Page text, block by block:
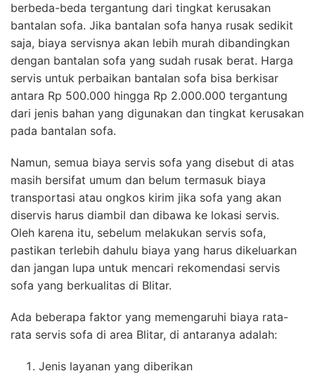
berbeda-beda tergantung dari tingkat kerusakan
bantalan sofa. Jika bantalan sofa hanya rusak sedikit
saja, biaya servisnya akan lebih murah dibandingkan
dengan bantalan sofa yang sudah rusak berat. Harga
servis untuk perbaikan bantalan sofa bisa berkisar
antara Rp 500.000 hingga Rp 2.000.000 tergantung
dari jenis bahan yang digunakan dan tingkat kerusakan
pada bantalan sofa.
Namun, semua biaya servis sofa yang disebut di atas
masih bersifat umum dan belum termasuk biaya
transportasi atau ongkos kirim jika sofa yang akan
diservis harus diambil dan dibawa ke lokasi servis.
Oleh karena itu, sebelum melakukan servis sofa,
pastikan terlebih dahulu biaya yang harus dikeluarkan
dan jangan lupa untuk mencari rekomendasi servis
sofa yang berkualitas di Blitar.
Ada beberapa faktor yang memengaruhi biaya rata-
rata servis sofa di area Blitar, di antaranya adalah:
Jenis layanan yang diberikan